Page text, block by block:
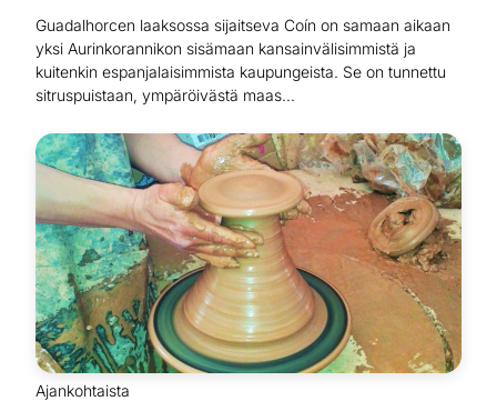
Guadalhorcen laaksossa sijaitseva Coín on samaan aikaan
yksi Aurinkorannikon sisämaan kansainvälisimmistä ja
kuitenkin espanjalaisimmista kaupungeista. Se on tunnettu
sitruspuistaan, ympäröivästä maas...
Ajankohtaista